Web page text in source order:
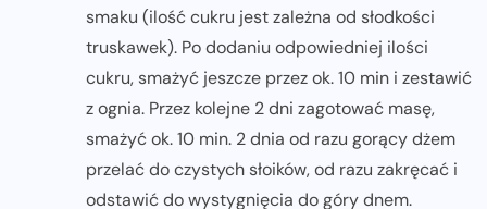
smaku (ilość cukru jest zależna od słodkości
truskawek). Po dodaniu odpowiedniej ilości
cukru, smażyć jeszcze przez ok. 10 min i zestawić
z ognia. Przez kolejne 2 dni zagotować masę,
smażyć ok. 10 min. 2 dnia od razu gorący dżem
przelać do czystych słoików, od razu zakręcać i
odstawić do wystygnięcia do góry dnem.